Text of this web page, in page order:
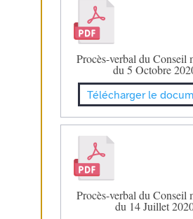
Procès-verbal du Conseil
du 5 Octobre
Télécharger le
Procès-verbal du Conseil
du 14 Juillet